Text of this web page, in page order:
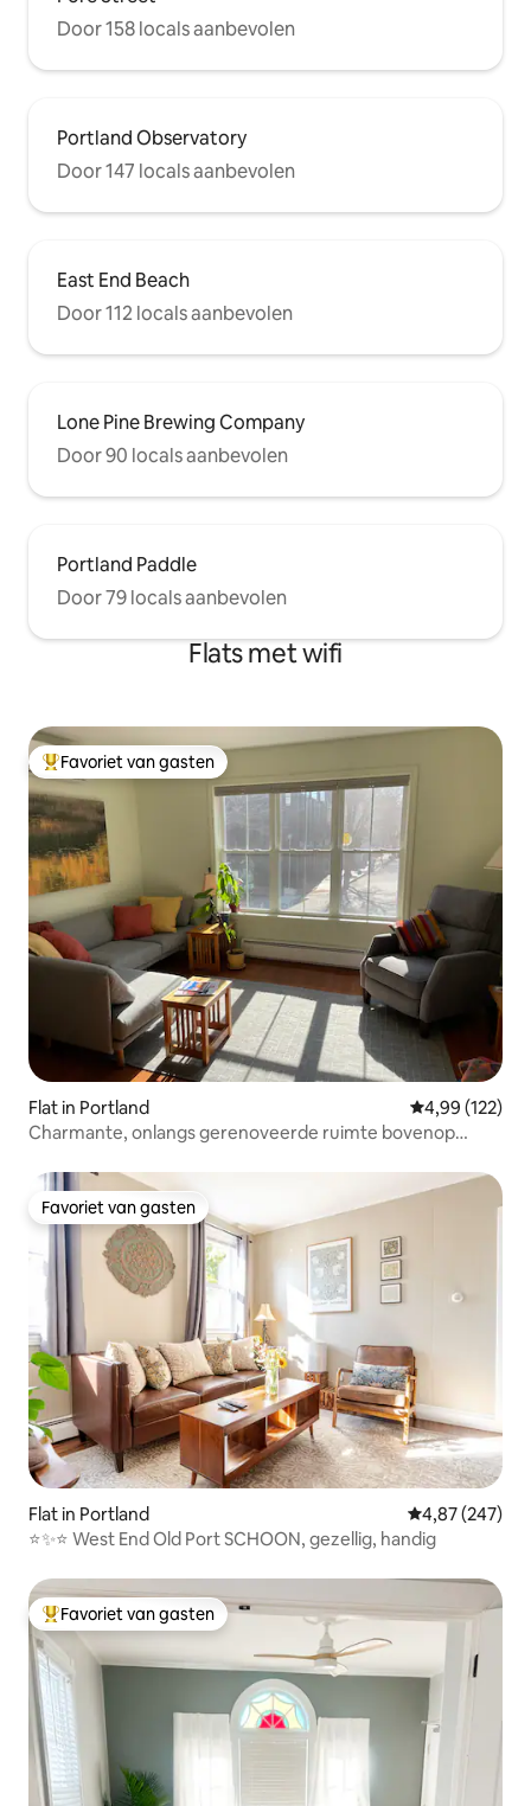
Door 158 locals aanbevolen
Portland Observatory
Door 147 locals aanbevolen
East End Beach
Door 112 locals aanbevolen
Lone Pine Brewing Company
Door 90 locals aanbevolen
Portland Paddle
Door 79 locals aanbevolen
Flats met wifi
Topfavoriet van gasten
Favoriet van gasten
Flat in Portland Gemiddelde
4,99 (122)
Charmante, onlangs gerenoveerde ruimte bovenop
Favoriet van gasten
Favoriet van gasten
Flat in Portland Gemiddelde
4,87 (247)
⭐️✨⭐️ West End Old Port SCHOON, gezellig, handig
Topfavoriet van gasten
Favoriet van gasten